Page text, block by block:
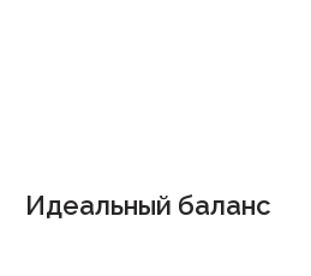
Идеальный баланс